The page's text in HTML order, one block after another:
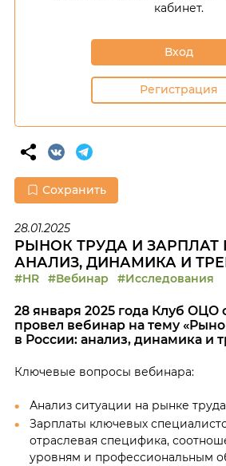
кабинет.
Вход
Регистрация
Сохранить
28.01.2025
РЫНОК ТРУДА И ЗАРПЛАТ
АНАЛИЗ, ДИНАМИКА И
#HR #Вебинар #Исследования
28 января 2025 года Клуб ОЦО
провел вебинар на тему
в России: анализ, динамика и
Ключевые вопросы вебинара:
Анализ ситуации на рынке
Зарплаты ключевых
отраслевая специфика,
уровням и профессиональным